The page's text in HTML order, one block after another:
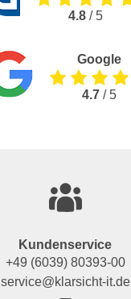
4.8 / 5
Google
4.7 / 5
Kundenservice
+49 (6039) 80393-00
service@klarsicht-it.de